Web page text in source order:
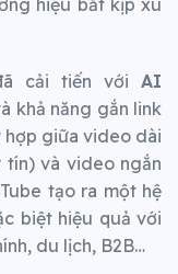
cải tiến với AI
khả năng gắn link
giữa video dài
tín) và video ngắn
tạo ra một hệ
biệt hiệu quả với
du lịch, B2B…